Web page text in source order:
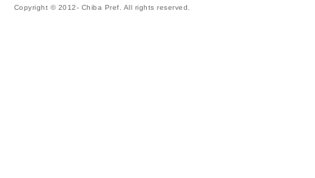
Copyright © 2012- Chiba Pref. All rights reserved.